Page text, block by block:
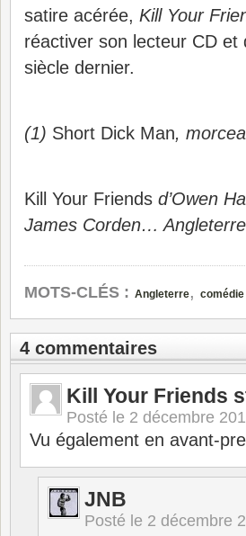
satire acérée, Kill Your
réactiver son lecteur CD et
siècle dernier.
(1) Short Dick Man,
Kill Your Friends d’Owen
James Corden…
MOTS-CLÉS : Angleterre,
4 commentaires
Kill Your Friends
Posté le 2 décembre
Vu également en avant-
JNB
Posté le 2 décembre